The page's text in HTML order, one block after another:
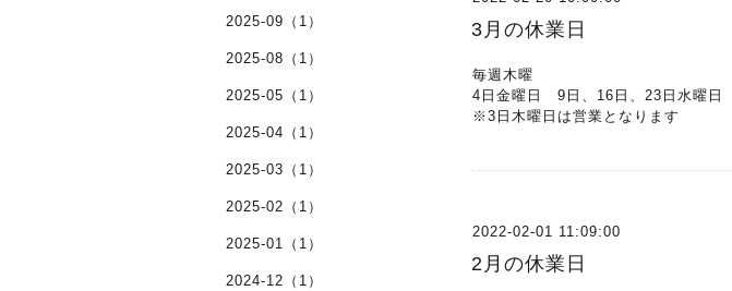
3月の休業日
毎週木曜
4日金曜日 9日、16日、23日水曜日
※3日木曜日は営業となります
2022-02-01 11:09:00
2月の休業日
2025-09（1）
2025-08（1）
2025-05（1）
2025-04（1）
2025-03（1）
2025-02（1）
2025-01（1）
2024-12（1）